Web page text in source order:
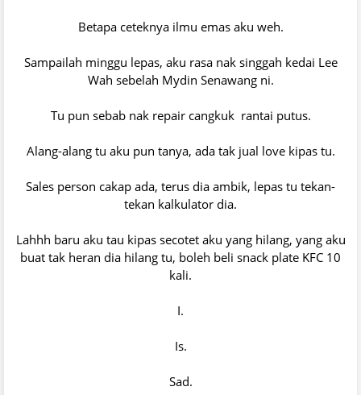
Betapa ceteknya ilmu emas aku weh.
Sampailah minggu lepas, aku rasa nak singgah kedai Lee
Wah sebelah Mydin Senawang ni.
Tu pun sebab nak repair cangkuk rantai putus.
Alang-alang tu aku pun tanya, ada tak jual love kipas tu.
Sales person cakap ada, terus dia ambik, lepas tu tekan-
tekan kalkulator dia.
Lahhh baru aku tau kipas secotet aku yang hilang, yang aku
buat tak heran dia hilang tu, boleh beli snack plate KFC 10
kali.
I.
Is.
Sad.